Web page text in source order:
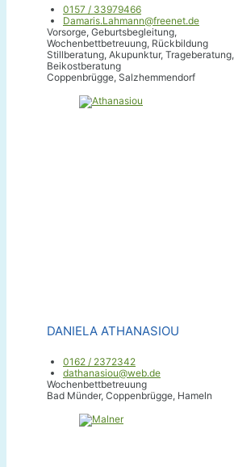
0157 / 33979466
Damaris.Lahmann@freenet.de
Vorsorge, Geburtsbegleitung,
Wochenbettbetreuung, Rückbildung
Stillberatung, Akupunktur, Trageberatung,
Beikostberatung
Coppenbrügge, Salzhemmendorf
DANIELA ATHANASIOU
0162 / 2372342
dathanasiou@web.de
Wochenbettbetreuung
Bad Münder, Coppenbrügge, Hameln